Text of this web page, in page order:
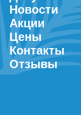
Новости
Акции
Цены
Контакты
Отзывы